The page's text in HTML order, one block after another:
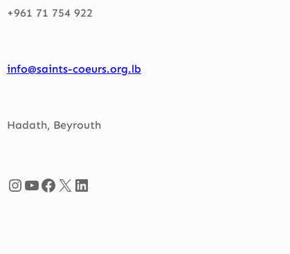
+961 71 754 922
info@saints-coeurs.org.lb
Hadath, Beyrouth
InstagramYouTube Facebook X LinkedIn